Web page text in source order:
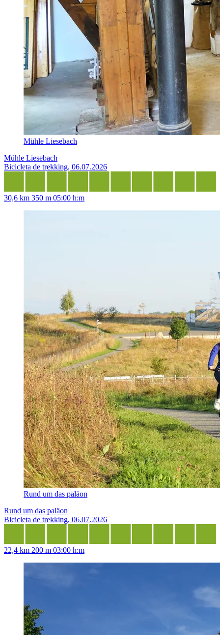
Mühle Liesebach
Mühle Liesebach
Bicicleta de trekking, 06.07.2026
30,6 km 350 m 05:00 h:m
Rund um das paläon
Rund um das paläon
Bicicleta de trekking, 06.07.2026
22,4 km 200 m 03:00 h:m